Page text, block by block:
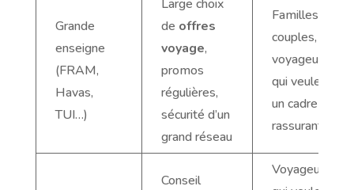
Grande
enseigne
(FRAM,
Havas,
TUI…)
Large choix
de offres
voyage,
promos
régulières,
sécurité d’un
grand réseau
Familles,
couples,
voyageurs
qui veulent
un cadre
rassurant
Conseil
Voyageurs